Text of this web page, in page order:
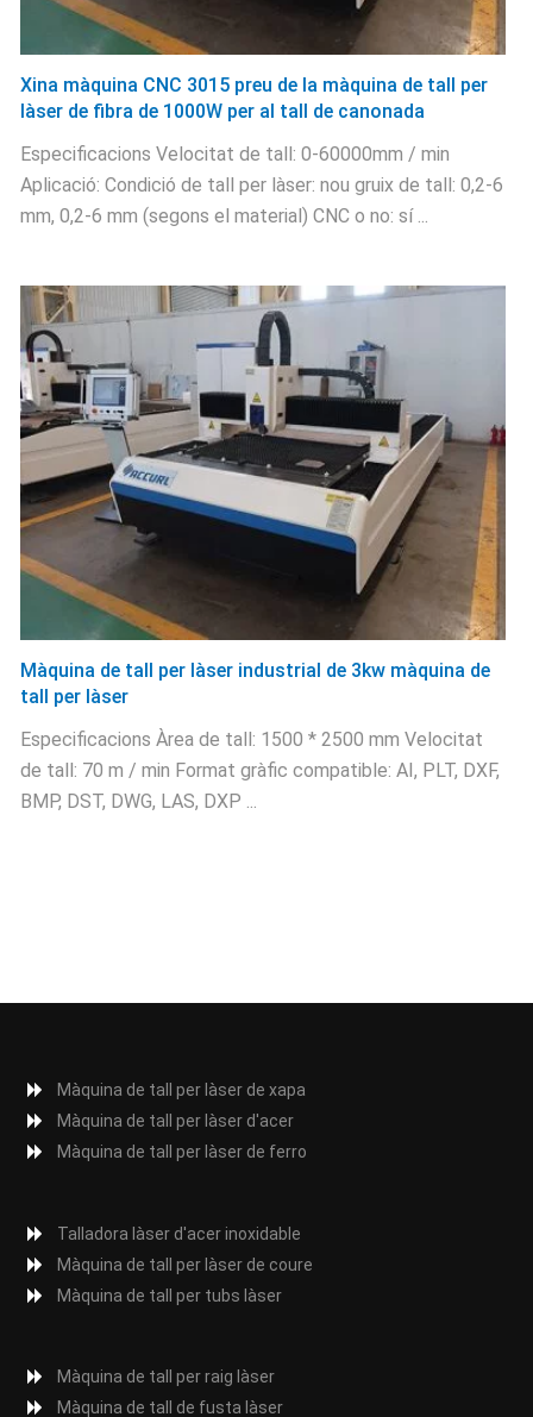
Xina màquina CNC 3015 preu de la màquina de tall per
làser de fibra de 1000W per al tall de canonada
Especificacions Velocitat de tall: 0-60000mm / min
Aplicació: Condició de tall per làser: nou gruix de tall: 0,2-6
mm, 0,2-6 mm (segons el material) CNC o no: sí ...
Màquina de tall per làser industrial de 3kw màquina de
tall per làser
Especificacions Àrea de tall: 1500 * 2500 mm Velocitat
de tall: 70 m / min Format gràfic compatible: AI, PLT, DXF,
BMP, DST, DWG, LAS, DXP ...
Màquina de tall per làser de xapa
Màquina de tall per làser d'acer
Màquina de tall per làser de ferro
Talladora làser d'acer inoxidable
Màquina de tall per làser de coure
Màquina de tall per tubs làser
Màquina de tall per raig làser
Màquina de tall de fusta làser